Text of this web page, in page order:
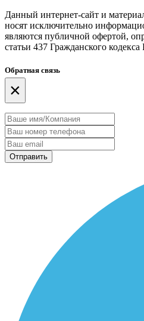
Данный интернет-сайт и
носят исключительно
являются публичной офертой,
статьи 437 Гражданского
Обратная связь
×
Отправить